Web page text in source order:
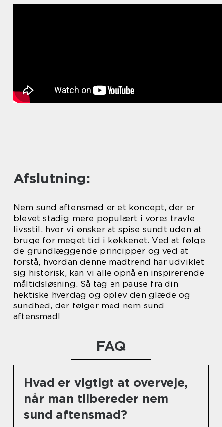
Afslutning:
Nem sund aftensmad er et koncept, der er
blevet stadig mere populært i vores travle
livsstil, hvor vi ønsker at spise sundt uden at
bruge for meget tid i køkkenet. Ved at følge
de grundlæggende principper og ved at
forstå, hvordan denne madtrend har udviklet
sig historisk, kan vi alle opnå en inspirerende
måltidsløsning. Så tag en pause fra din
hektiske hverdag og oplev den glæde og
sundhed, der følger med nem sund
aftensmad!
FAQ
Hvad er vigtigt at overveje,
når man tilbereder nem
sund aftensmad?